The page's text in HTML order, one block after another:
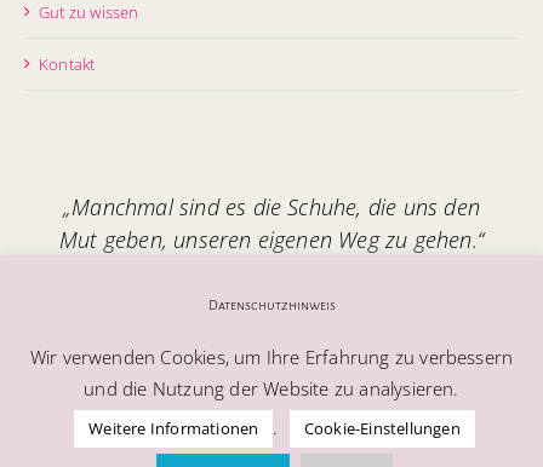
Gut zu wissen
Kontakt
„Manchmal sind es die Schuhe, die uns den
Mut geben, unseren eigenen Weg zu gehen.“
Handgefertigt in Italien – mit Seele.
© Alle Rechte vorbehalten | Melablu AG
Datenschutzhinweis
Wir verwenden Cookies, um Ihre Erfahrung zu verbessern
und die Nutzung der Website zu analysieren.
Weitere Informationen . Cookie-Einstellungen